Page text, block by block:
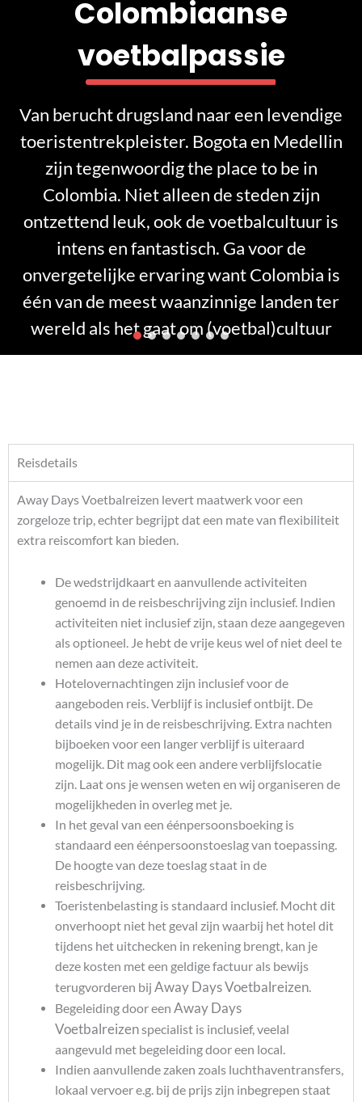
Colombiaanse
voetbalpassie
Van berucht drugsland naar een levendige
toeristentrekpleister. Bogota en Medellin
zijn tegenwoordig the place to be in
Colombia. Niet alleen de steden zijn
ontzettend leuk, ook de voetbalcultuur is
intens en fantastisch. Ga voor de
onvergetelijke ervaring want Colombia is
één van de meest waanzinnige landen ter
wereld als het gaat om (voetbal)cultuur
Reisdetails
Away Days Voetbalreizen levert maatwerk voor een
zorgeloze trip, echter begrijpt dat een mate van flexibiliteit
extra reiscomfort kan bieden.
De wedstrijdkaart en aanvullende activiteiten
genoemd in de reisbeschrijving zijn inclusief. Indien
activiteiten niet inclusief zijn, staan deze aangegeven
als optioneel. Je hebt de vrije keus wel of niet deel te
nemen aan deze activiteit.
Hotelovernachtingen zijn inclusief voor de
aangeboden reis. Verblijf is inclusief ontbijt. De
details vind je in de reisbeschrijving. Extra nachten
bijboeken voor een langer verblijf is uiteraard
mogelijk. Dit mag ook een andere verblijfslocatie
zijn. Laat ons je wensen weten en wij organiseren de
mogelijkheden in overleg met je.
In het geval van een éénpersoonsboeking is
standaard een éénpersoonstoeslag van toepassing.
De hoogte van deze toeslag staat in de
reisbeschrijving.
Toeristenbelasting is standaard inclusief. Mocht dit
onverhoopt niet het geval zijn waarbij het hotel dit
tijdens het uitchecken in rekening brengt, kan je
deze kosten met een geldige factuur als bewijs
terugvorderen bij Away Days Voetbalreizen.
Begeleiding door een Away Days
Voetbalreizenspecialist is inclusief, veelal
aangevuld met begeleiding door een local.
Indien aanvullende zaken zoals luchthaventransfers,
lokaal vervoer e.g. bij de prijs zijn inbegrepen staat